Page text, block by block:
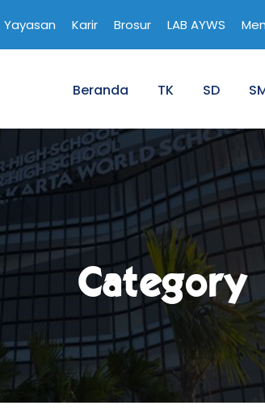
Yayasan Karir Brosur LAB AYWS
Beranda TK SD
Category